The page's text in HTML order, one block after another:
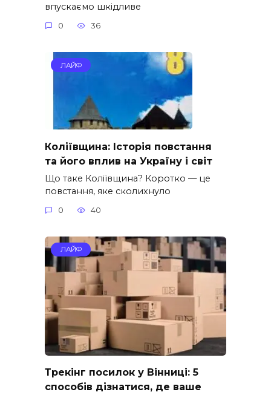
впускаємо шкідливе
0 36
ЛАЙФ
Коліївщина: Історія повстання
та його вплив на Україну і світ
Що таке Коліївщина? Коротко — це
повстання, яке сколихнуло
0 40
ЛАЙФ
Трекінг посилок у Вінниці: 5
способів дізнатися, де ваше